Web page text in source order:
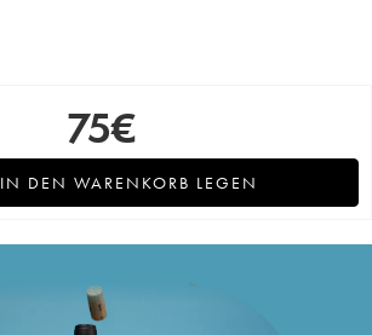
75€
IN DEN WARENKORB LEGEN